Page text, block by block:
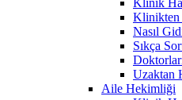
Klinikten
Nasıl
Sıkça
Uzaktan
Aile Hekimliği